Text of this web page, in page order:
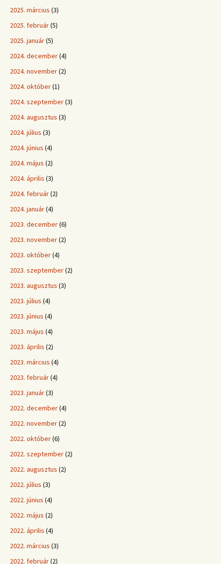
2025. március (3)
2025. február(5)
2025. január(5)
2024. december(4)
2024. november(2)
2024. október(1)
2024. szeptember(3)
2024. augusztus (3)
2024. július (3)
2024. június (4)
2024. május (2)
2024. április (3)
2024. február(2)
2024. január(4)
2023. december(6)
2023. november(2)
2023. október(4)
2023. szeptember(2)
2023. augusztus (3)
2023. július (4)
2023. június (4)
2023. május (4)
2023. április (2)
2023. március (4)
2023. február(4)
2023. január(3)
2022. december(4)
2022. november(2)
2022. október(6)
2022. szeptember(2)
2022. augusztus (2)
2022. július (3)
2022. június (4)
2022. május (2)
2022. április (4)
2022. március (3)
2022. február(2)